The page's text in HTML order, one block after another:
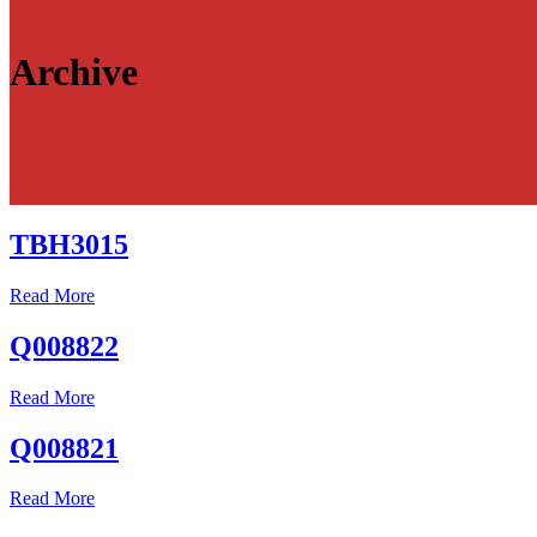
Archive
TBH3015
Read More
Q008822
Read More
Q008821
Read More